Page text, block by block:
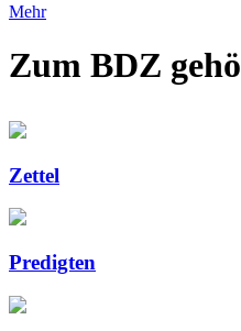
Mehr
Zum BDZ
Zettel
Predigten